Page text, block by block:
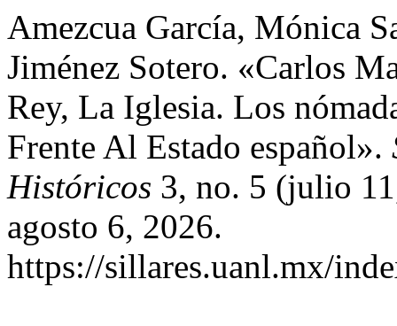
Amezcua García, Mónica
Jiménez Sotero. «Carlos
Rey, La Iglesia. Los
Frente Al Estado español».
Históricos 3, no. 5 (julio
agosto 6, 2026.
https://sillares.uanl.mx/